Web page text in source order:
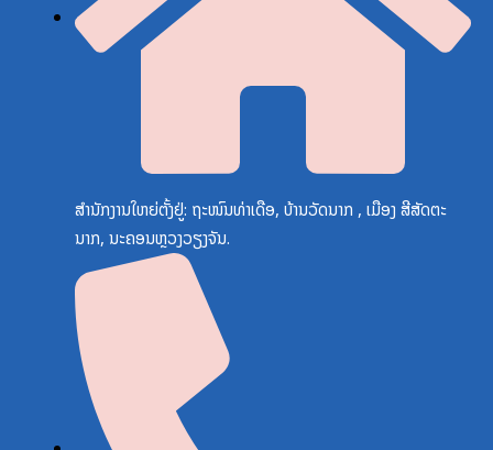
ສຳນັກງານໃຫຍ່ຕັ້ງຢູ່: ຖະໜົນທ່າເດືອ, ບ້ານວັດນາກ , ເມືອງ ສີສັດຕະ
ນາກ, ນະຄອນຫຼວງວຽງຈັນ.